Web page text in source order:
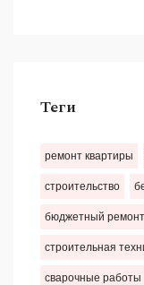
Теги
ремонт квартиры
строительство
бюджетный ремонт
строительная
сварочные работы